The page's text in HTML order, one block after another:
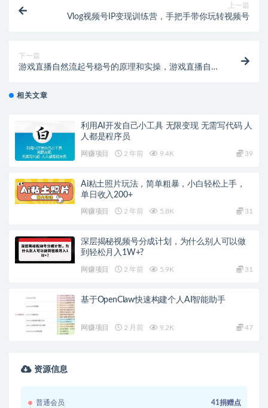
上一篇
Vlog视频号IP变现训练营，手把手带你玩转视频号
下一篇
游戏直播自然流起号稳号的原理和实操，游戏直播自然
相关文章
利用AI开发自己小工具 无限变现 无需写代码 人
人都是程序员
网赚项目 2 年前 9.4K 39
Ai粘土照片玩法，简单粗暴，小白轻松上手，
单日收入200+
网赚项目 2 年前 5.8K 31
深层揭秘视频号分成计划，为什么别人可以做
到轻松月入1W+?
网赚项目 2 年前 5.9K 31
基于OpenClaw快速构建个人AI智能助手
网赚项目 2 月前 9.2K 47
资源信息
普通会员 41捐赠点